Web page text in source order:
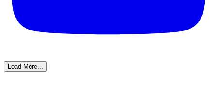
Load More...